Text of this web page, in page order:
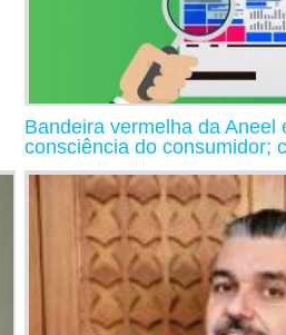
Bandeira vermelha da Aneel
consciência do consumidor;